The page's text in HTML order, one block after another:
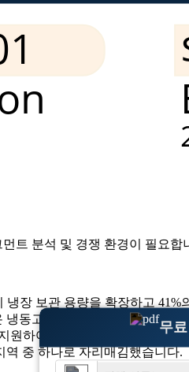
무
트 분석 및 경쟁 환경이 필요합
장 보관 용량을 확장하고
동고의 사용이 33% 급증했
원하여 시료 정확성과 작업 흐
역 중 하나로 자리매김했습니다.